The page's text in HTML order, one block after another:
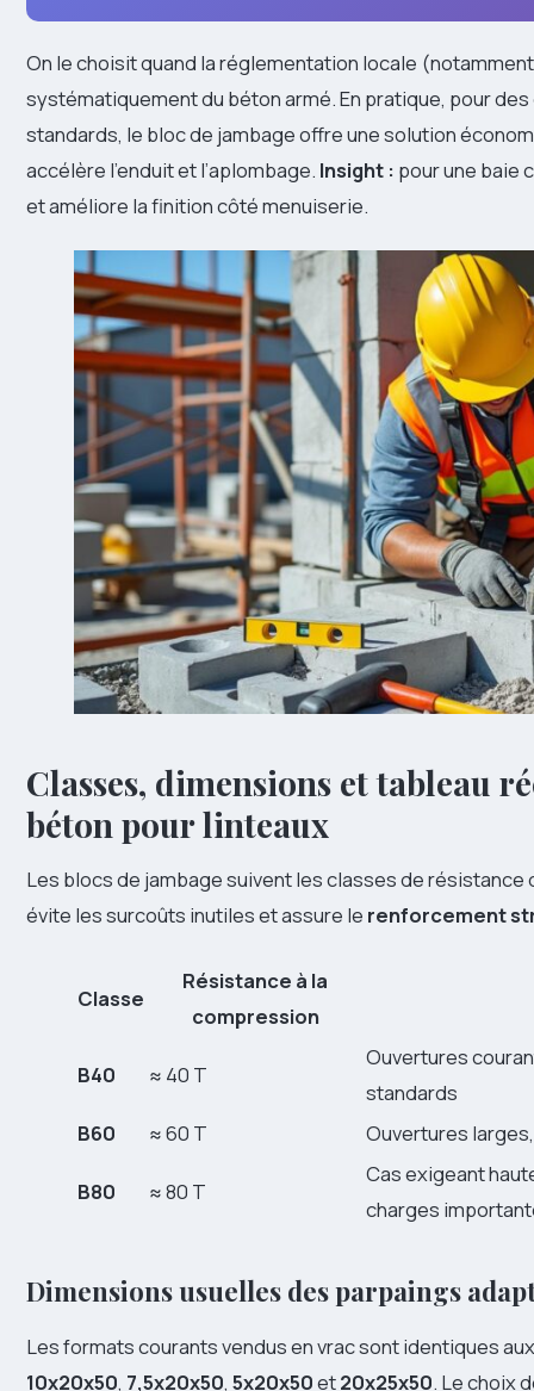
On le choisit quand la réglementation locale
systématiquement du béton armé. En pratique, pour
standards, le bloc de jambage offre une solution
accélère l’enduit et l’aplombage. Insight : pour une baie
et améliore la finition côté menuiserie.
Classes, dimensions et tableau
béton pour linteaux
Les blocs de jambage suivent les classes de
évite les surcoûts inutiles et assure le renforcement
Classe
Résistance à la
compression
B40 ≈ 40 T
Ouvertures
standards
B60
≈ 60 T Ouvertures
B80 ≈ 80 T
Cas exigeant
charges
Dimensions usuelles des parpaings
Les formats courants vendus en vrac sont identiques
10x20x50, 7,5x20x50, 5x20x50et20x25x50. Le choix